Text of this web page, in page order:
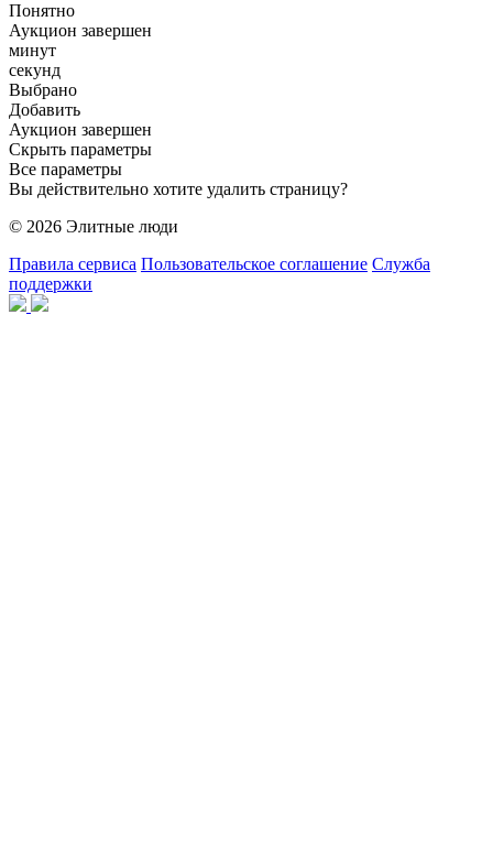
Понятно
Аукцион завершен
минут
секунд
Выбрано
Добавить
Аукцион завершен
Скрыть параметры
Все параметры
Вы действительно хотите удалить страницу?
© 2026 Элитные люди
Правила сервиса Пользовательское соглашение Служба
поддержки